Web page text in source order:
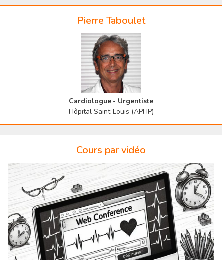
Pierre Taboulet
Cardiologue - Urgentiste
Hôpital Saint-Louis (APHP)
Cours par vidéo